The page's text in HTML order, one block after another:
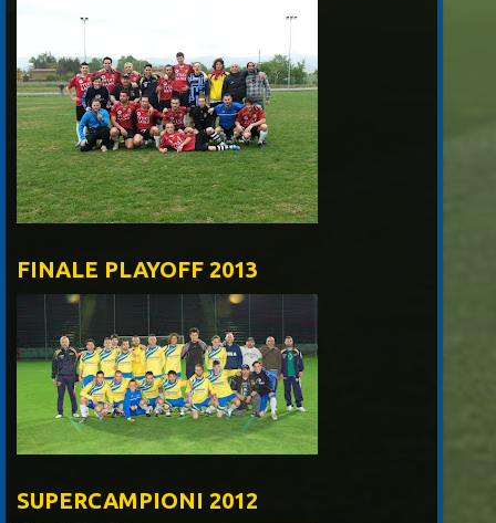
FINALE PLAYOFF 2013
SUPERCAMPIONI 2012